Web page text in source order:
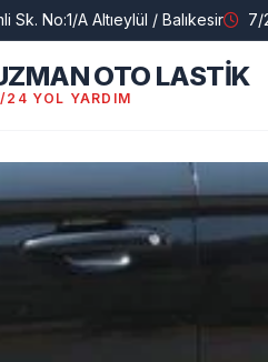
Sk. No:1/A Altıeylül / Balıkesir 7/
OTO LASTİK
24 YOL YARDIM